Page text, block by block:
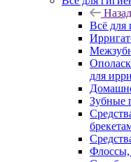
Назад
Всё для
для
Зубные
Флоссы,